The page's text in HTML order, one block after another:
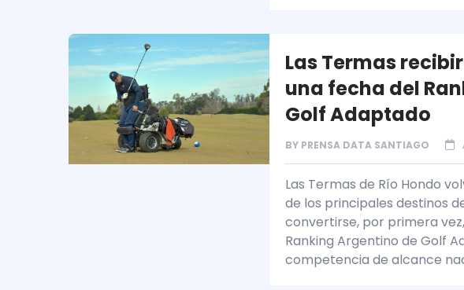
Las Termas
una fecha del
Golf Adaptado
BY PRENSA DATA SANTIAGO
Las Termas de Río Hondo
de los principales destinos
convertirse, por primera
Ranking Argentino de Golf
competencia de alcance